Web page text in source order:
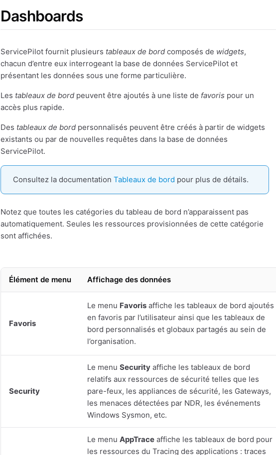
Dashboards
ServicePilot fournit plusieurs tableaux de bord composés de widgets,
chacun d’entre eux interrogeant la base de données ServicePilot et
présentant les données sous une forme particulière.
Les tableaux de bord peuvent être ajoutés à une liste de favoris pour un
accès plus rapide.
Des tableaux de bord personnalisés peuvent être créés à partir de widgets
existants ou par de nouvelles requêtes dans la base de données
ServicePilot.
Consultez la documentation Tableaux de bord pour plus de détails.
Notez que toutes les catégories du tableau de bord n’apparaissent pas
automatiquement. Seules les ressources provisionnées de cette catégorie
sont affichées.
Élément de menu Affichage des données
Favoris
Le menu Favoris affiche les tableaux de bord ajoutés
en favoris par l’utilisateur ainsi que les tableaux de
bord personnalisés et globaux partagés au sein de
l’organisation.
Security
Le menu Security affiche les tableaux de bord
relatifs aux ressources de sécurité telles que les
pare-feux, les appliances de sécurité, les Gateways,
les menaces détectées par NDR, les événements
Windows Sysmon, etc.
Le menu AppTrace affiche les tableaux de bord pour
les ressources du Tracing des applications : traces